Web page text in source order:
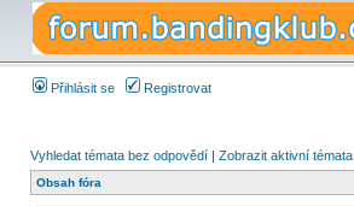
Přihlásit se Registrovat
Vyhledat témata bez odpovědí | Zobrazit aktivní témata
Obsah fóra